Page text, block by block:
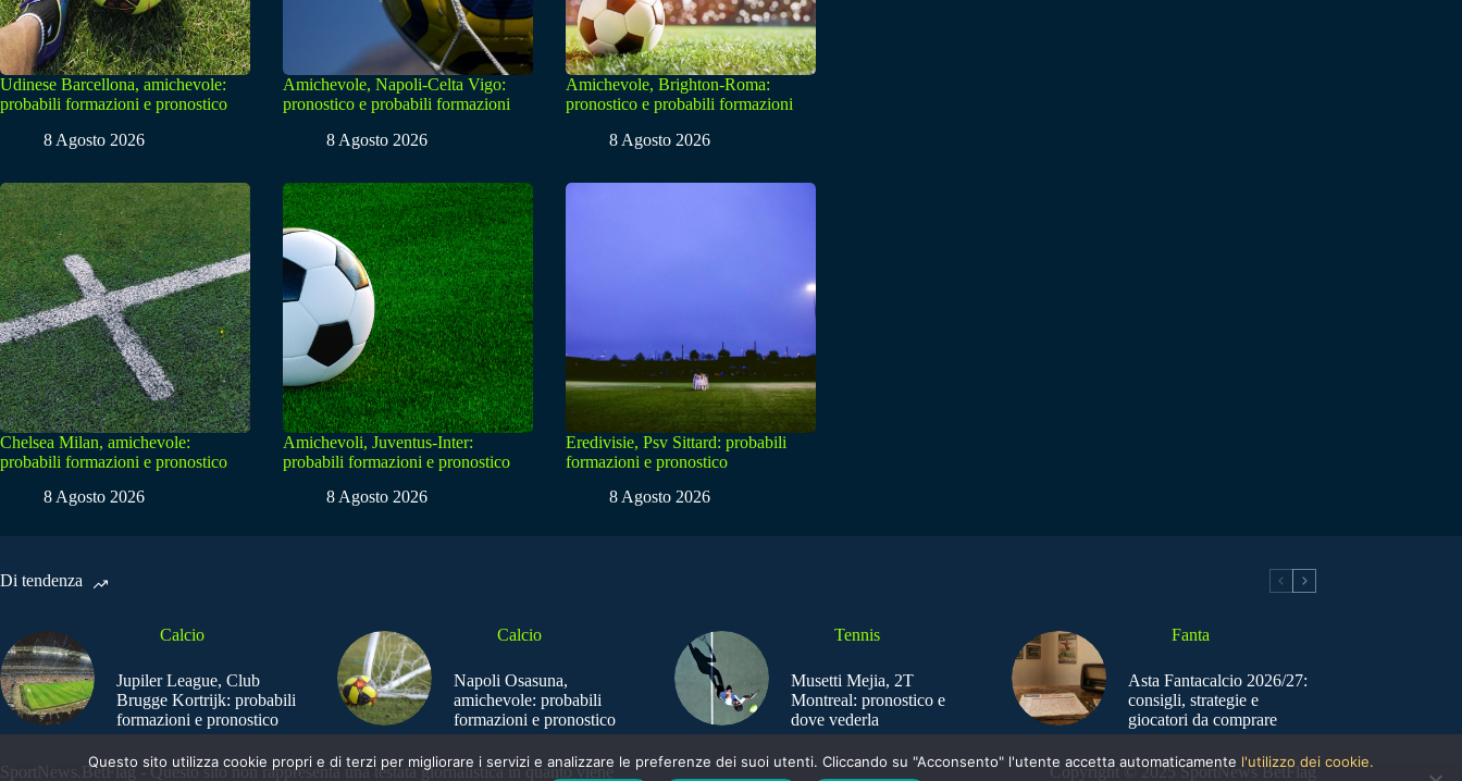
Udinese Barcellona, amichevole:
probabili formazioni e pronostico
8 Agosto 2026
Amichevole, Napoli-Celta Vigo:
pronostico e probabili formazioni
8 Agosto 2026
Amichevole, Brighton-Roma:
pronostico e probabili formazioni
8 Agosto 2026
Chelsea Milan, amichevole:
probabili formazioni e pronostico
8 Agosto 2026
Amichevoli, Juventus-Inter:
probabili formazioni e pronostico
8 Agosto 2026
Eredivisie, Psv Sittard: probabili
formazioni e pronostico
8 Agosto 2026
Di tendenza
Calcio
Jupiler League, Club
Brugge Kortrijk: probabili
formazioni e pronostico
Calcio
Napoli Osasuna,
amichevole: probabili
formazioni e pronostico
Tennis
Musetti Mejia, 2T
Montreal: pronostico e
dove vederla
Fanta
Asta Fantacalcio 2026/27:
consigli, strategie e
giocatori da comprare
SportNews.BetFlag - Questo sito non rappresenta una testata giornalistica in quanto viene Copyright © 2025 SportNews BetFlag
Questo sito utilizza cookie propri e di terzi per migliorare i servizi e analizzare le preferenze dei suoi utenti. Cliccando su "Acconsento" l'utente accetta automaticamente l'utilizzo dei cookie.